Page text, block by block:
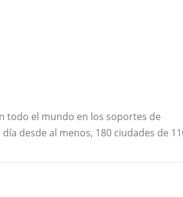
todo el mundo en los soportes de
desde al menos, 180 ciudades de